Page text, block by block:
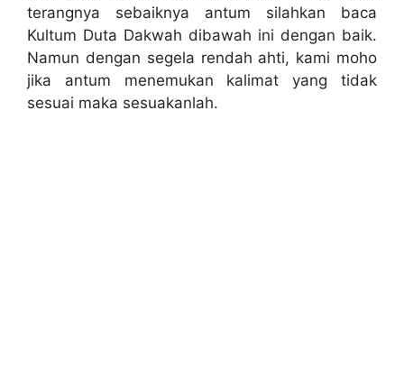
terangnya sebaiknya antum silahkan baca
Kultum Duta Dakwah dibawah ini dengan baik.
Namun dengan segela rendah ahti, kami moho
jika antum menemukan kalimat yang tidak
sesuai maka sesuakanlah.